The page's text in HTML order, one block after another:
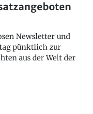
Newsletter und
pünktlich zur
aus der Welt der